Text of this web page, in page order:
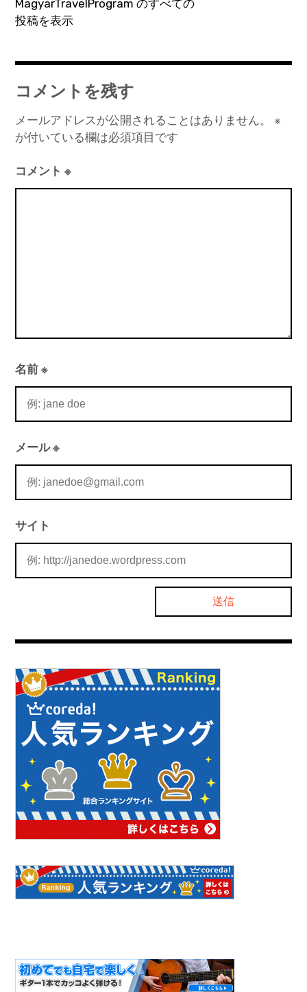
ョ
ン
MagyarTravelProgram のすべての
投稿を表示
コメントを残す
メールアドレスが公開されることはありません。
※
が付いている欄は必須項目です
コメント※
名前※
メール※
サイト